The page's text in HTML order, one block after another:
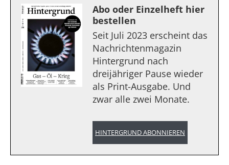
Abo oder Einzelheft hier
bestellen
Seit Juli 2023 erscheint das
Nachrichtenmagazin
Hintergrund nach
dreijähriger Pause wieder
als Print-Ausgabe. Und
zwar alle zwei Monate.
HINTERGRUND ABONNIEREN